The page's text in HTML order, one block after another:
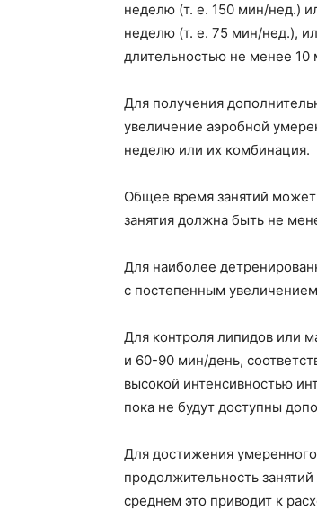
неделю (т. е. 150 мин/нед.)
неделю (т. е. 75 мин/нед.),
длительностью не менее 10
Для получения
увеличение аэробной
неделю или их комбинация.
Общее время занятий
занятия должна быть не
Для наиболее
с постепенным
Для контроля липидов или
и 60-90 мин/день,
высокой интенсивностью
пока не будут доступны
Для достижения
продолжительность
среднем это приводит к